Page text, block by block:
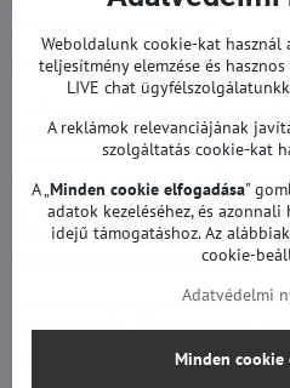
TV háttérvilágítás garanciával.
49LH5100, LG 49LH510M, LG
LG 49LH603V, LG 49LH6107, LG
49LJ515V, LG 49LJ5300, LG
LG 49LW5400, LG 49LX300C, LG
49UH6507-ZB.BEEZLJP, LG
49UH661V-ZF.BEEZLJP és mások.
Ezekhez a képernyőkhöz alkalmas:
LC490DGGFJM5, LC490DGGFJM1,
LC490DGGFJM6 és mások.
Weboldalunk cookie-kat használ
teljesítmény elemzése és
LIVE chat
A reklámok relevanciájának
szolgáltatás cookie-kat
A „ Minden cookie elfogadása"
adatok kezeléséhez, és
idejű támogatáshoz. Az
cookie-
Adatvédelmi
Minden cookie